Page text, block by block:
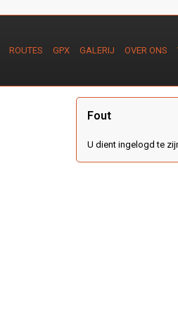
ROUTES GPX GALERIJ OVER ONS
Fout
U dient ingelogd te